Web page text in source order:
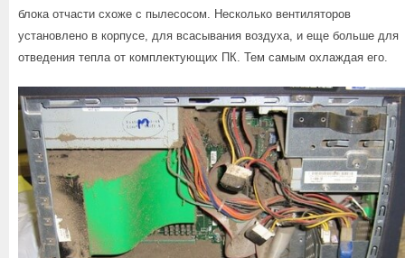
блока отчасти схоже с пылесосом. Несколько вентиляторов
установлено в корпусе, для всасывания воздуха, и еще больше для
отведения тепла от комплектующих ПК. Тем самым охлаждая его.